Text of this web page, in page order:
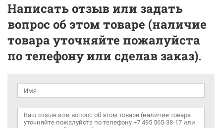
Написать отзыв или задать
вопрос об этом товаре (наличие
товара уточняйте пожалуйста
по телефону или сделав заказ).